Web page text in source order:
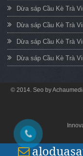
Dừa sáp Cầu Kè Trà
Dừa sáp Cầu Kè Trà
Dừa sáp Cầu Kè Trà
Dừa sáp Cầu Kè Trà
© 2014. Seo by